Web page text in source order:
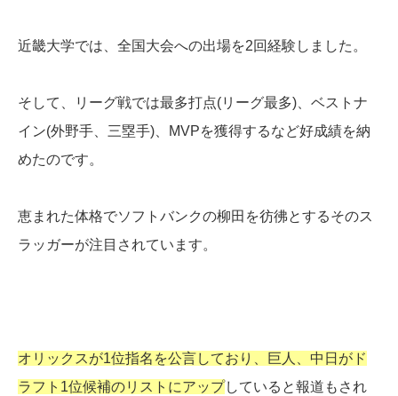
近畿大学では、全国大会への出場を2回経験しました。
そして、リーグ戦では最多打点(リーグ最多)、ベストナ
イン(外野手、三塁手)、MVPを獲得するなど好成績を納
めたのです。
恵まれた体格でソフトバンクの柳田を彷彿とするそのス
ラッガーが注目されています。
オリックスが1位指名を公言しており、巨人、中日がド
ラフト1位候補のリストにアップしていると報道もされ